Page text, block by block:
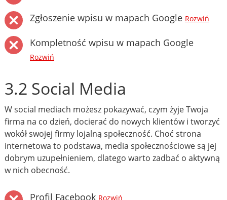
Zgłoszenie wpisu w mapach Google Rozwiń
Kompletność wpisu w mapach Google
Rozwiń
3.2 Social Media
W social mediach możesz pokazywać, czym żyje Twoja
firma na co dzień, docierać do nowych klientów i tworzyć
wokół swojej firmy lojalną społeczność. Choć strona
internetowa to podstawa, media społecznościowe są jej
dobrym uzupełnieniem, dlatego warto zadbać o aktywną
w nich obecność.
Profil Facebook